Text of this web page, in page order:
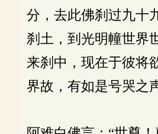
分，去此佛刹过九十
刹土，到光明幢世界
来刹中，现在于彼将
界故，有如是号哭之